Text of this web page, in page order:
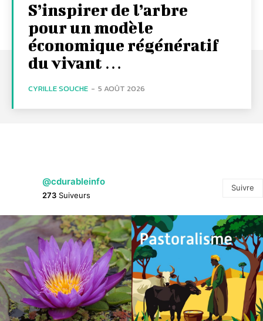
S’inspirer de l’arbre
pour un modèle
économique régénératif
du vivant …
CYRILLE SOUCHE - 5 AOÛT 2026
@cdurableinfo
273 Suiveurs
Suivre